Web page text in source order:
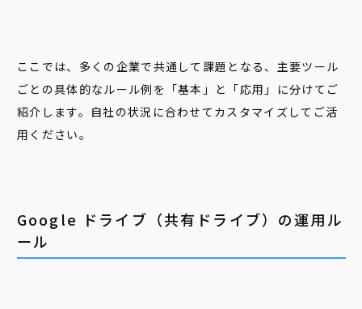
ここでは、多くの企業で共通して課題となる、主要ツール
ごとの具体的なルール例を「基本」と「応用」に分けてご
紹介します。自社の状況に合わせてカスタマイズしてご活
用ください。
Google ドライブ（共有ドライブ）の運用ル
ール